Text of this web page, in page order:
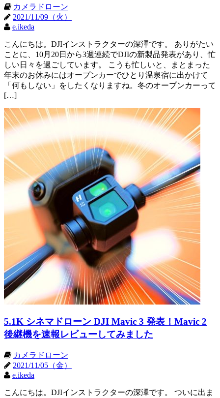
カメラドローン
2021/11/09（火）
e.ikeda
こんにちは。DJIインストラクターの深澤です。 ありがたい
ことに、10月20日から3週連続でDJIの新製品発表があり、忙
しい日々を過ごしています。 こうも忙しいと、まとまった
年末のお休みにはオープンカーでひとり温泉宿に出かけて
「何もしない」をしたくなりますね。冬のオープンカーって
[…]
5.1K シネマドローン DJI Mavic 3 発表！Mavic 2
後継機を速報レビューしてみました
カメラドローン
2021/11/05（金）
e.ikeda
こんにちは。DJIインストラクターの深澤です。 ついに出ま